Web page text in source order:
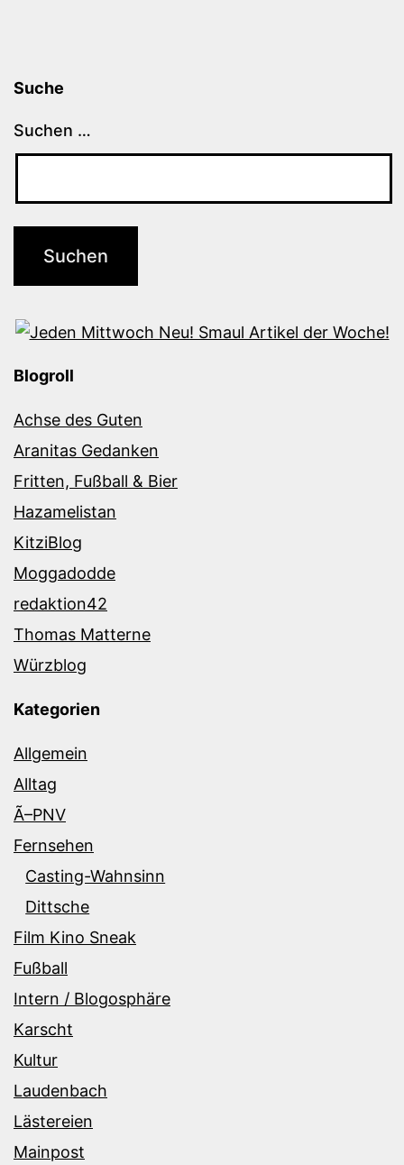
Suche
Suchen …
Blogroll
Achse des Guten
Aranitas Gedanken
Fritten, Fußball & Bier
Hazamelistan
KitziBlog
Moggadodde
redaktion42
Thomas Matterne
Würzblog
Kategorien
Allgemein
Alltag
Ã–PNV
Fernsehen
Casting-Wahnsinn
Dittsche
Film Kino Sneak
Fußball
Intern / Blogosphäre
Karscht
Kultur
Laudenbach
Lästereien
Mainpost